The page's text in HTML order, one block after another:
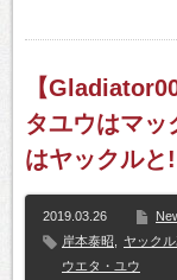
【
タユウはマッ
はヤックルと
2019.03.26
岸本泰昭
ヤック
ウエタ・ユウ